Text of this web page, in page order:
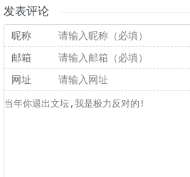
发表评论
昵称
邮箱
网址